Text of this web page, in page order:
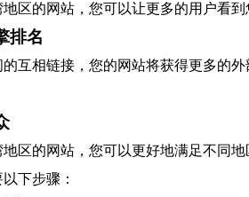
区的网站，您可以让更多的用户看
排名
互相链接，您的网站将获得更多的
区的网站，您可以更好地满足不同
下步骤：